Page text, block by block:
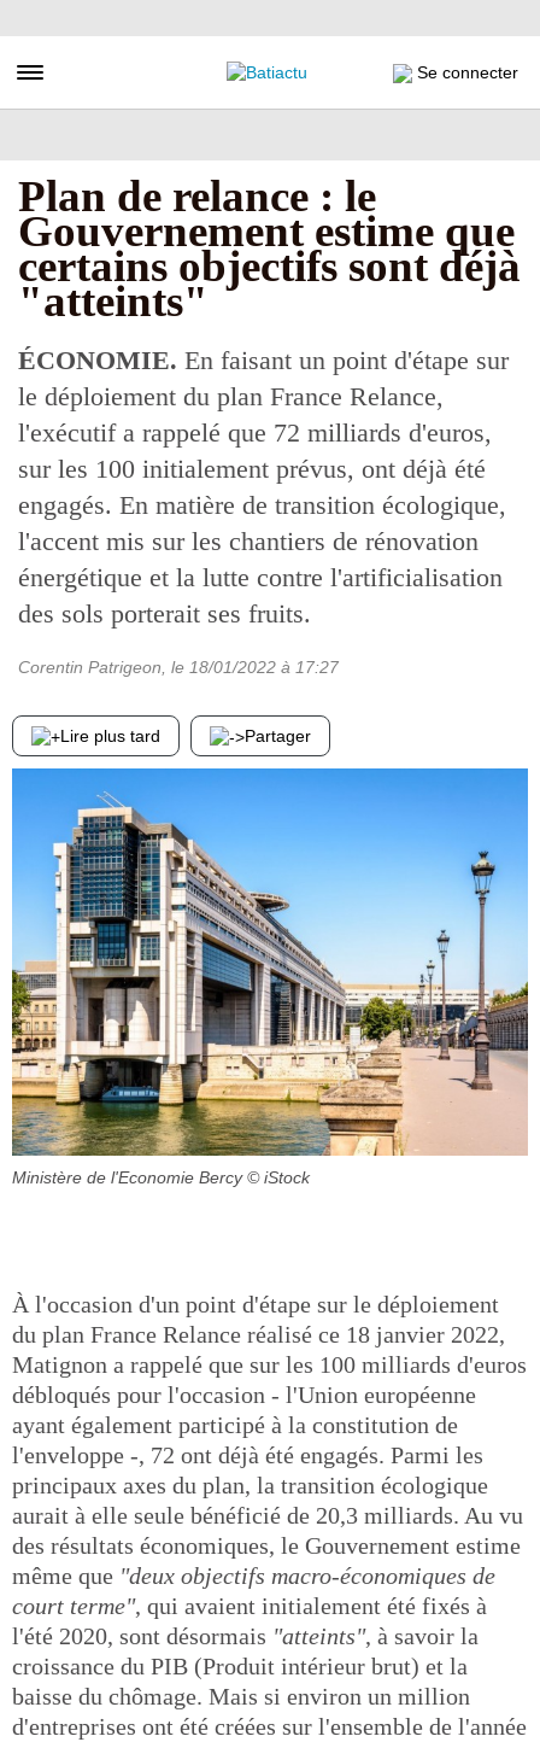
au
principal
Toggle navigation Se connecter
Plan de relance : le
Gouvernement estime que
certains objectifs sont déjà
"atteints"
ÉCONOMIE. En faisant un point d'étape sur
le déploiement du plan France Relance,
l'exécutif a rappelé que 72 milliards d'euros,
sur les 100 initialement prévus, ont déjà été
engagés. En matière de transition écologique,
l'accent mis sur les chantiers de rénovation
énergétique et la lutte contre l'artificialisation
des sols porterait ses fruits.
Corentin Patrigeon , le 18/01/2022 à 17:27
Lire plus tard Partager
Ministère de l'Economie Bercy © iStock
À l'occasion d'un point d'étape sur le déploiement
du plan France Relance réalisé ce 18 janvier 2022,
Matignon a rappelé que sur les 100 milliards d'euros
débloqués pour l'occasion - l'Union européenne
ayant également participé à la constitution de
l'enveloppe -, 72 ont déjà été engagés. Parmi les
principaux axes du plan, la transition écologique
aurait à elle seule bénéficié de 20,3 milliards. Au vu
des résultats économiques, le Gouvernement estime
même que "deux objectifs macro-économiques de
court terme", qui avaient initialement été fixés à
l'été 2020, sont désormais "atteints", à savoir la
croissance du PIB (Produit intérieur brut) et la
baisse du chômage. Mais si environ un million
d'entreprises ont été créées sur l'ensemble de l'année